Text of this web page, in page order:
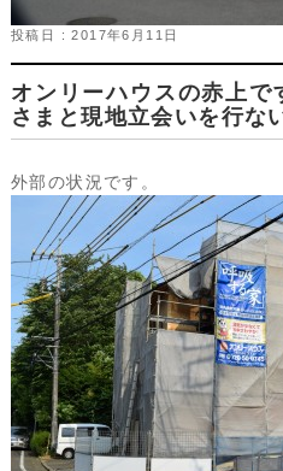
投稿日 : 2017年6月11日
オンリーハウスの赤上
さまと現地立会いを行な
外部の状況です。